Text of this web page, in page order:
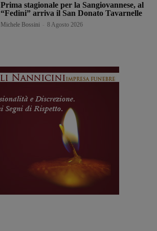
Prima stagionale per la Sangiovannese, al
“Fedini” arriva il San Donato Tavarnelle
Michele Bossini 8 Agosto 2026